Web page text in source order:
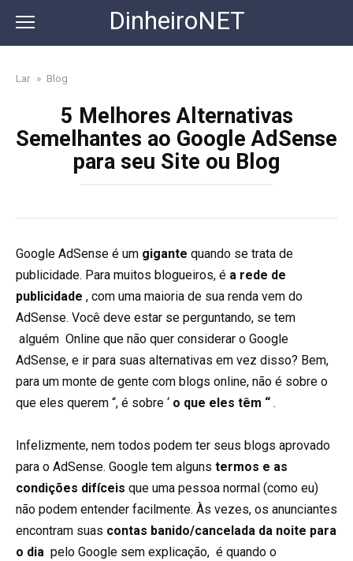
content
DinheiroNET
Lar » Blog
5 Melhores Alternativas
Semelhantes ao Google AdSense
para seu Site ou Blog
Google AdSense é um gigante quando se trata de
publicidade. Para muitos blogueiros, é a rede de
publicidade , com uma maioria de sua renda vem do
AdSense. Você deve estar se perguntando, se tem
alguém Online que não quer considerar o Google
AdSense, e ir para suas alternativas em vez disso? Bem,
para um monte de gente com blogs online, não é sobre o
que eles querem “, é sobre ‘ o que eles têm “ .
Infelizmente, nem todos podem ter seus blogs aprovado
para o AdSense. Google tem alguns termos e as
condições difíceis que uma pessoa normal (como eu)
não podem entender facilmente. Às vezes, os anunciantes
encontram suas contas banido/cancelada da noite para
o dia pelo Google sem explicação, é quando o